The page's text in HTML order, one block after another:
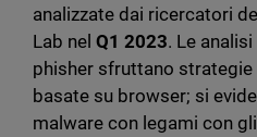
analizzate dai ricercatori
Lab nelQ1 2023. Le
phisher sfruttano
basate su browser; si
malware con legami con